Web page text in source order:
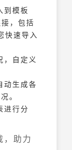
到模板
，包括
快速导入
，自定义
动生成各
。
进行分